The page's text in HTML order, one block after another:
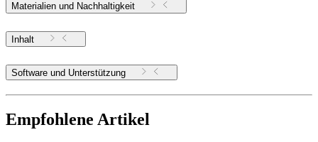
Materialien und Nachhaltigkeit
Inhalt
Software und Unterstützung
Empfohlene Artikel